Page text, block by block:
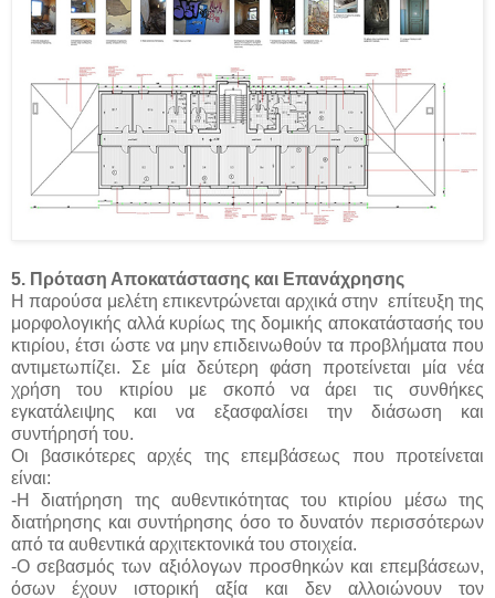
5. Πρόταση Αποκατάστασης και Επανάχρησης
Η παρούσα μελέτη επικεντρώνεται αρχικά στην επίτευξη της
μορφολογικής αλλά κυρίως της δομικής αποκατάστασής του
κτιρίου, έτσι ώστε να μην επιδεινωθούν τα προβλήματα που
αντιμετωπίζει. Σε μία δεύτερη φάση προτείνεται μία νέα
χρήση του κτιρίου με σκοπό να άρει τις συνθήκες
εγκατάλειψης και να εξασφαλίσει την διάσωση και
συντήρησή του.
Οι βασικότερες αρχές της επεμβάσεως που προτείνεται
είναι:
-Η διατήρηση της αυθεντικότητας του κτιρίου μέσω της
διατήρησης και συντήρησης όσο το δυνατόν περισσότερων
από τα αυθεντικά αρχιτεκτονικά του στοιχεία.
-Ο σεβασμός των αξιόλογων προσθηκών και επεμβάσεων,
όσων έχουν ιστορική αξία και δεν αλλοιώνουν τον